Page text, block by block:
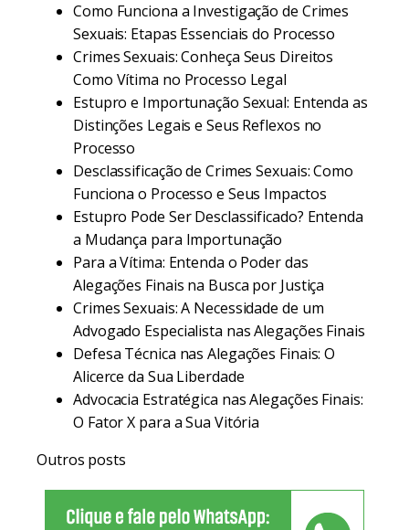
Como Funciona a Investigação de Crimes
Sexuais: Etapas Essenciais do Processo
Crimes Sexuais: Conheça Seus Direitos
Como Vítima no Processo Legal
Estupro e Importunação Sexual: Entenda as
Distinções Legais e Seus Reflexos no
Processo
Desclassificação de Crimes Sexuais: Como
Funciona o Processo e Seus Impactos
Estupro Pode Ser Desclassificado? Entenda
a Mudança para Importunação
Para a Vítima: Entenda o Poder das
Alegações Finais na Busca por Justiça
Crimes Sexuais: A Necessidade de um
Advogado Especialista nas Alegações Finais
Defesa Técnica nas Alegações Finais: O
Alicerce da Sua Liberdade
Advocacia Estratégica nas Alegações Finais:
O Fator X para a Sua Vitória
Outros posts